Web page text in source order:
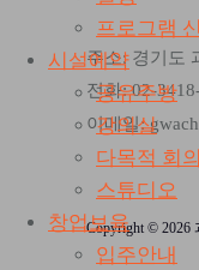
프로그램
시설예약
공유주방
강의실
다목적 회
스튜디오
창업보육
입주안내
주소: 경기도
전화: 02-
이메일:
Copyright © 2026